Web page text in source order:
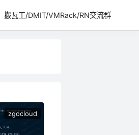
搬瓦工/DMIT/VMRack/RN交流群
zgocloud